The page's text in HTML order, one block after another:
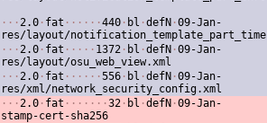
· · ·2.0 · fat · · · · · ·440 · bl ·defN ·09-Jan-
res/layout/
· · ·2.0 · fat · · · · · 1372 · bl ·defN ·09-Jan-
res/layout/osu_web_view.xml
· · ·2.0 · fat · · · · · ·556 · bl ·defN ·09-Jan-
res/xml/network_security_config.xml
· · ·2.0 · fat · · · · · · ·32 · bl ·defN ·09-Jan-
stamp-cert-sha256